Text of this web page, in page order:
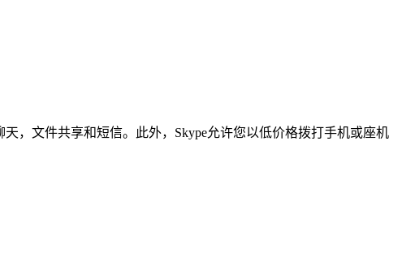
，文件共享和短信。此外，Skype允许您以低价格拨打手机或座机